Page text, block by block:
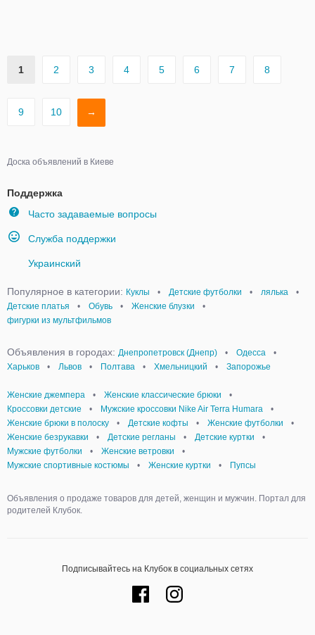
1 2 3 4 5 6 7 8
9 10 →
Доска объявлений в Киеве
Поддержка
Часто задаваемые вопросы
Служба поддержки
Украинский
Популярное в категории: Куклы • Детские футболки • лялька
•
Детские платья
• Обувь • Женские блузки
•
фигурки из мультфильмов
Объявления в городах: Днепропетровск (Днепр) • Одесса
•
Харьков
• Львов • Полтава • Хмельницкий • Запорожье
Женские джемпера • Женские классические брюки
•
Кроссовки детские
• Мужские кроссовки Nike Air Terra Humara
•
Женские брюки в полоску
• Детские кофты • Женские футболки
•
Женские безрукавки
• Детские регланы • Детские куртки
•
Мужские футболки
• Женские ветровки
•
Мужские спортивные костюмы
• Женские куртки • Пупсы
Объявления о продаже товаров для детей, женщин и мужчин. Портал для
родителей Клубок.
Подписывайтесь на Клубок в социальных сетях